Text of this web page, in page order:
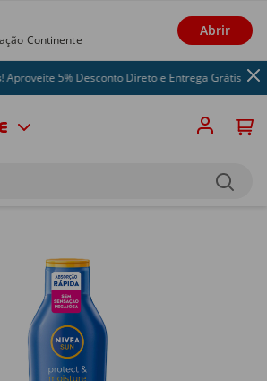
Continente
Abrir
5% Desconto Direto e Entrega Grátis